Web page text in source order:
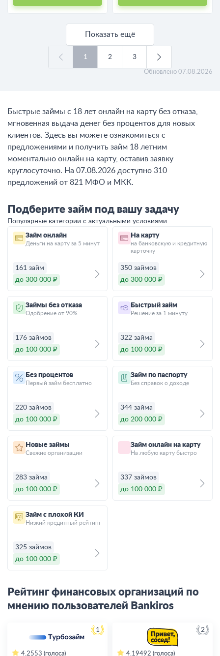
Показать ещё
1 2 3
Обновлено 07.08.2026
Быстрые займы с 18 лет онлайн на карту без отказа,
мгновенная выдача денег без процентов для новых
клиентов. Здесь вы можете ознакомиться с
предложениями и получить займ 18 летним
моментально онлайн на карту, оставив заявку
круглосуточно. На 07.08.2026 доступно 310
предложений от 821 МФО и МКК.
Подберите займ под вашу задачу
Популярные категории с актуальными условиями
Займ онлайн
Деньги на карту за 5 минут
161 займ
до 300 000 ₽
На карту
на банковскую и кредитную
карточку
350 займов
до 300 000 ₽
Займы без отказа
Одобрение от 90%
176 займов
до 100 000 ₽
Быстрый займ
Решение за 1 минуту
322 займа
до 100 000 ₽
Без процентов
Первый займ бесплатно
220 займов
до 100 000 ₽
Займ по паспорту
Без справок о доходе
344 займа
до 200 000 ₽
Новые займы
Свежие организации
283 займа
до 100 000 ₽
Займ онлайн на карту
На любую карту быстро
337 займов
до 100 000 ₽
Займ с плохой КИ
Низкий кредитный рейтинг
325 займов
до 100 000 ₽
Рейтинг финансовых организаций по
мнению пользователей Bankiros
1
4.2553 (голоса)
2
4.19492 (голоса)